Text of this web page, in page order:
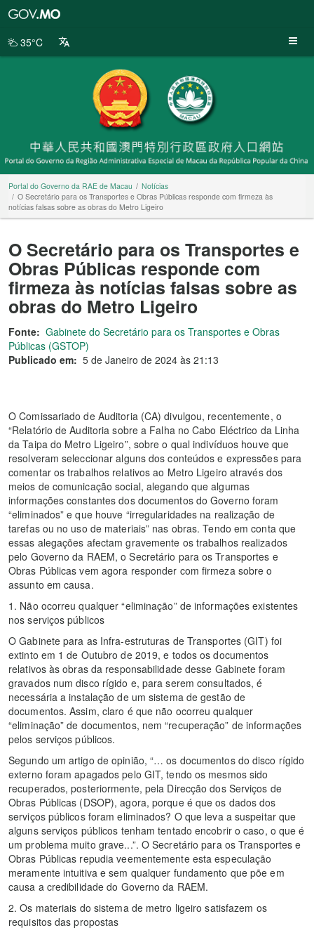
da
35°C
Portal do Governo da RAE de Macau
Notícias
O Secretário para os Transportes e Obras Públicas responde com firmeza às
notícias falsas sobre as obras do Metro Ligeiro
O Secretário para os Transportes e
Obras Públicas responde com
firmeza às notícias falsas sobre as
obras do Metro Ligeiro
Fonte: Gabinete do Secretário para os Transportes e Obras
Públicas (GSTOP)
Publicado em: 5 de Janeiro de 2024 às 21:13
O Comissariado de Auditoria (CA) divulgou, recentemente, o
“Relatório de Auditoria sobre a Falha no Cabo Eléctrico da Linha
da Taipa do Metro Ligeiro”, sobre o qual indivíduos houve que
resolveram seleccionar alguns dos conteúdos e expressões para
comentar os trabalhos relativos ao Metro Ligeiro através dos
meios de comunicação social, alegando que algumas
informações constantes dos documentos do Governo foram
“eliminados” e que houve “irregularidades na realização de
tarefas ou no uso de materiais” nas obras. Tendo em conta que
essas alegações afectam gravemente os trabalhos realizados
pelo Governo da RAEM, o Secretário para os Transportes e
Obras Públicas vem agora responder com firmeza sobre o
assunto em causa.
1. Não ocorreu qualquer “eliminação” de informações existentes
nos serviços públicos
O Gabinete para as Infra-estruturas de Transportes (GIT) foi
extinto em 1 de Outubro de 2019, e todos os documentos
relativos às obras da responsabilidade desse Gabinete foram
gravados num disco rígido e, para serem consultados, é
necessária a instalação de um sistema de gestão de
documentos. Assim, claro é que não ocorreu qualquer
“eliminação” de documentos, nem “recuperação” de informações
pelos serviços públicos.
Segundo um artigo de opinião, “… os documentos do disco rígido
externo foram apagados pelo GIT, tendo os mesmos sido
recuperados, posteriormente, pela Direcção dos Serviços de
Obras Públicas (DSOP), agora, porque é que os dados dos
serviços públicos foram eliminados? O que leva a suspeitar que
alguns serviços públicos tenham tentado encobrir o caso, o que é
um problema muito grave...”. O Secretário para os Transportes e
Obras Públicas repudia veementemente esta especulação
meramente intuitiva e sem qualquer fundamento que põe em
causa a credibilidade do Governo da RAEM.
2. Os materiais do sistema de metro ligeiro satisfazem os
requisitos das propostas